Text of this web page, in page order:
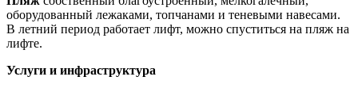
оборудованный лежаками, топчанами и теневыми навесами.
В летний период работает лифт, можно спуститься на пляж на
лифте.
Услуги и инфраструктура